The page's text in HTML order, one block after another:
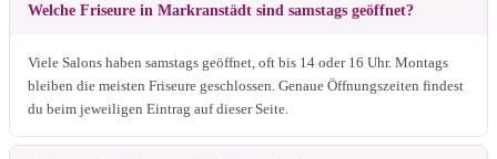
Welche Friseure in Markranstädt sind samstags geöffnet?
Viele Salons haben samstags geöffnet, oft bis 14 oder 16 Uhr. Montags
bleiben die meisten Friseure geschlossen. Genaue Öffnungszeiten findest
du beim jeweiligen Eintrag auf dieser Seite.